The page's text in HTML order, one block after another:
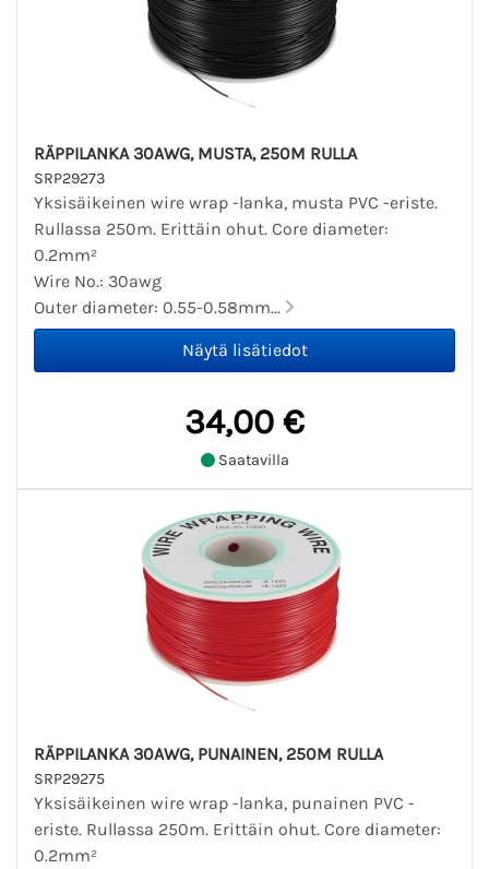
RÄPPILANKA 30AWG, MUSTA, 250M RULLA
SRP29273
Yksisäikeinen wire wrap -lanka, musta PVC -eriste.
Rullassa 250m. Erittäin ohut. Core diameter:
0.2mm²
Wire No.: 30awg
Outer diameter: 0.55-0.58mm...
34,00 €
Saatavilla
RÄPPILANKA 30AWG, PUNAINEN, 250M RULLA
SRP29275
Yksisäikeinen wire wrap -lanka, punainen PVC -
eriste. Rullassa 250m. Erittäin ohut. Core diameter:
0.2mm²